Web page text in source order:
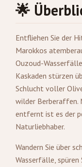
🌟
Entfliehen Sie der
Marokkos
Ouzoud-
Kaskaden stürzen
Schlucht voller
wilder Berberaffen.
entfernt ist es der
Naturliebhaber.
Wandern Sie über
Wasserfälle, spüren